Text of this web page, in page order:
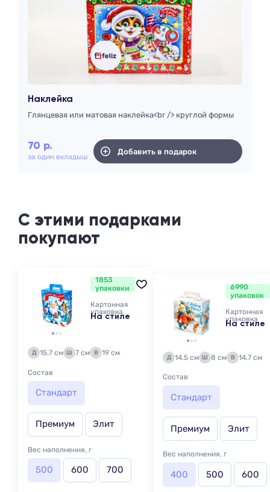
Наклейка
Глянцевая или матовая наклейка<br /> круглой формы
70 р.
за один вкладыш
Добавить в подарок
С этими подарками
покупают
1853
упаковки
Картонная
упаковка
На стиле
Д 15.7 см Ш 7 см В 19 см
Состав
Стандарт
Премиум Элит
Вес наполнения, г
500 600 700
6990
упаковок
Картонная
упаковка
На стиле
Д 14.5 см Ш 8 см В 14.7 см
Состав
Стандарт
Премиум Элит
Вес наполнения, г
400 500 600